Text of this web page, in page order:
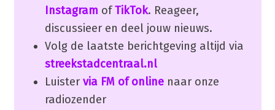
Instagram ofTikTok. Reageer,
discussieer en deel jouw nieuws.
Volg de laatste berichtgeving altijd via
streekstadcentraal.nl
Luister via FM of onlinenaar onze
radiozender